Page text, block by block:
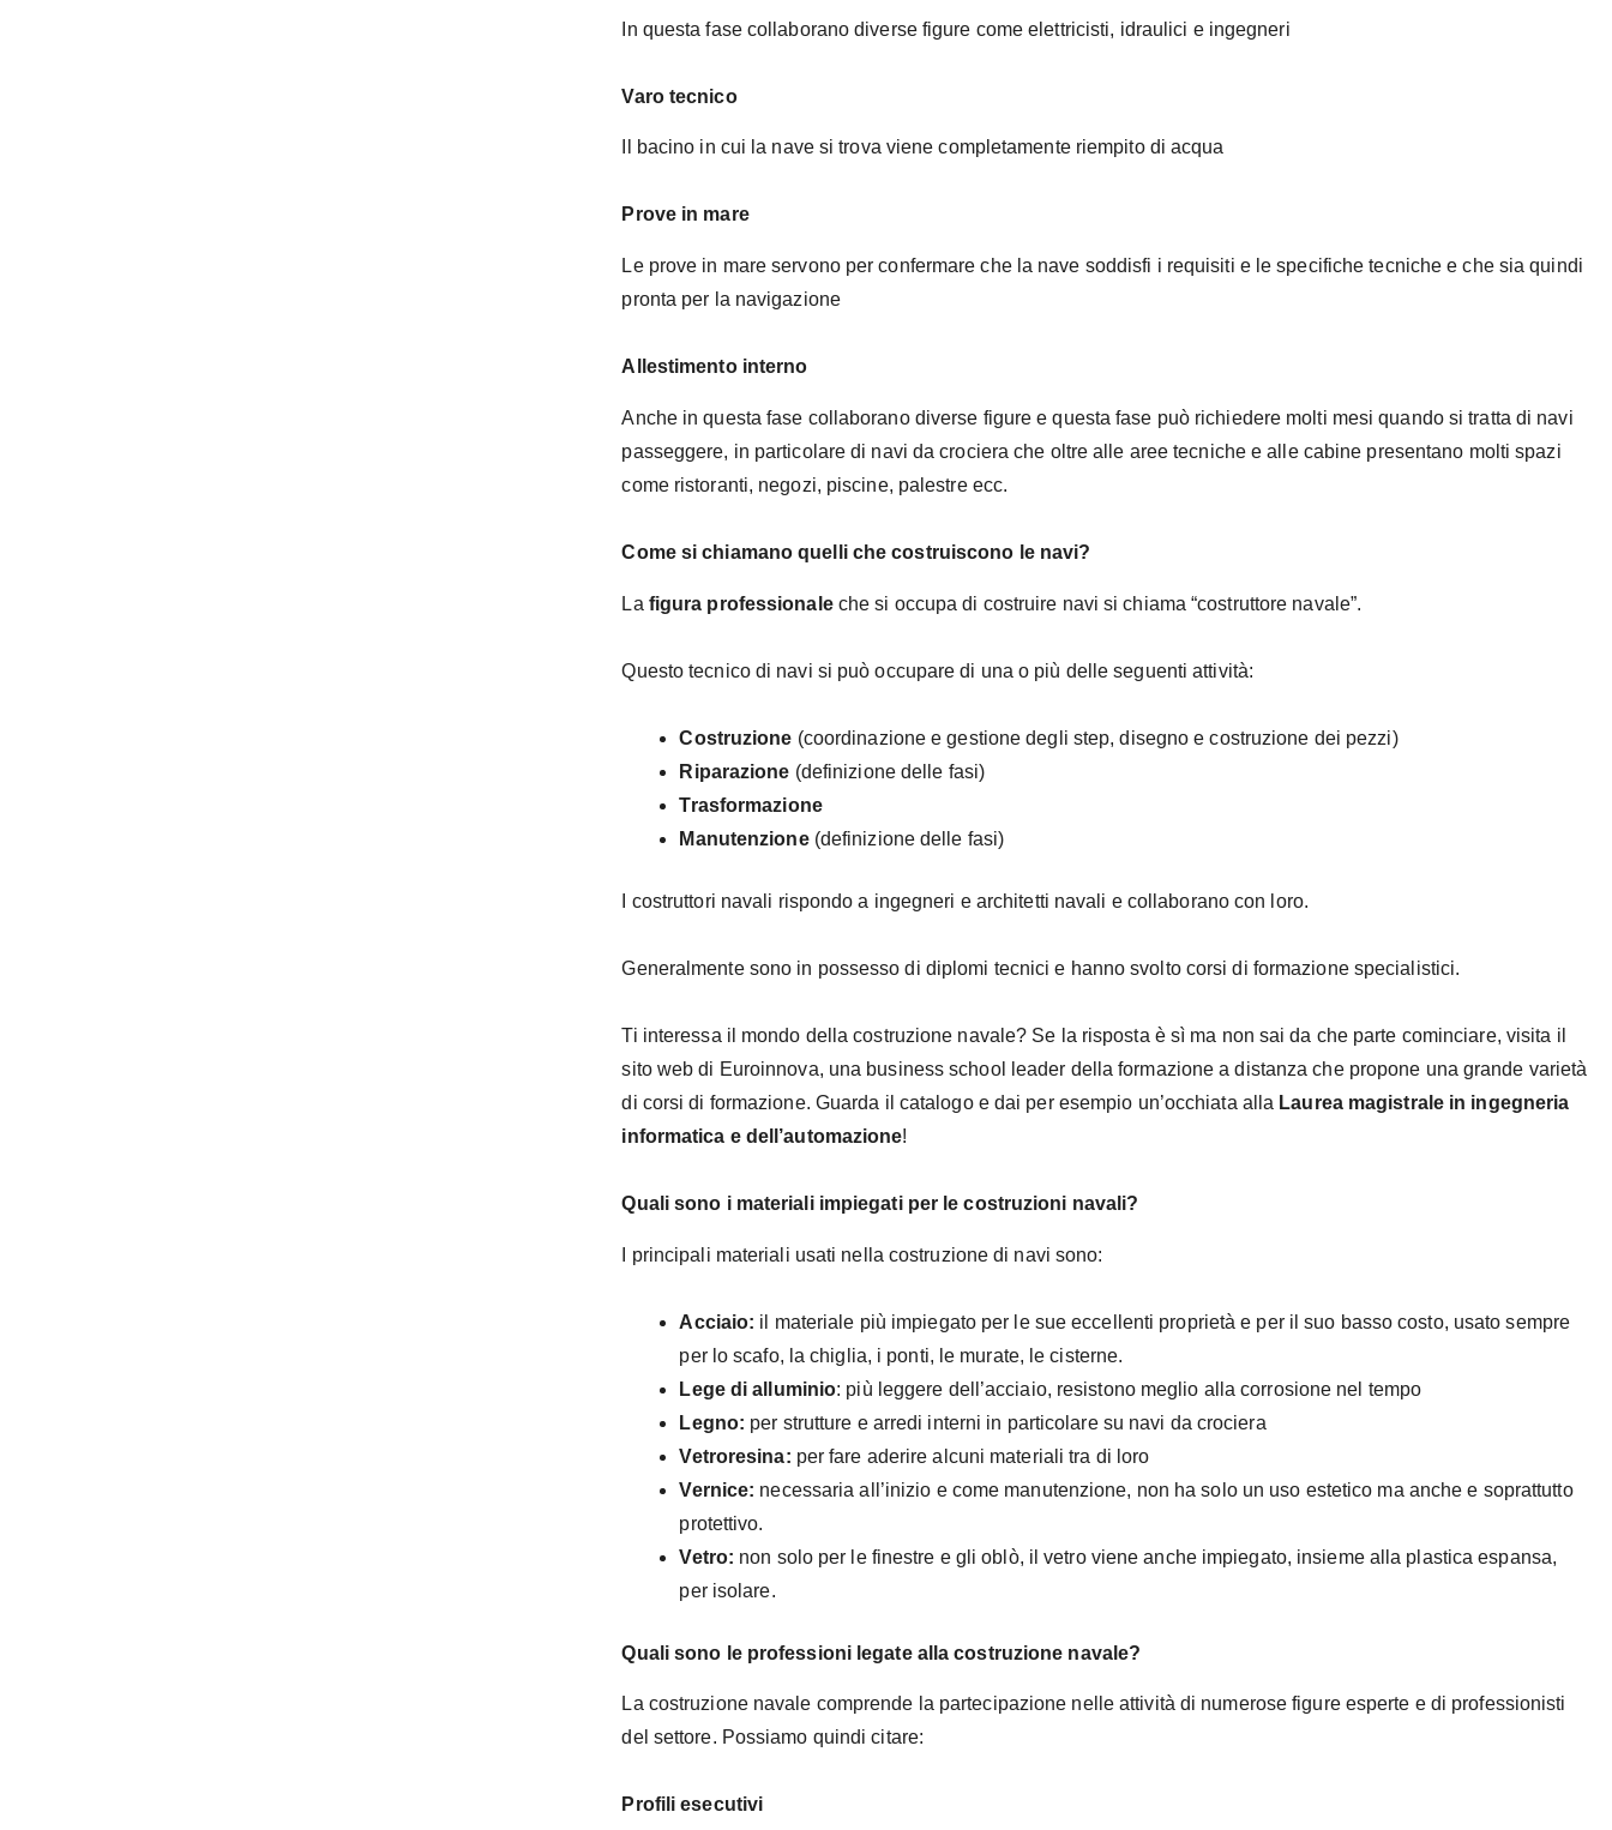
In questa fase collaborano diverse figure come elettricisti, idraulici e ingegneri
Varo tecnico
Il bacino in cui la nave si trova viene completamente riempito di acqua
Prove in mare
Le prove in mare servono per confermare che la nave soddisfi i requisiti e le specifiche tecniche e che sia quindi
pronta per la navigazione
Allestimento interno
Anche in questa fase collaborano diverse figure e questa fase può richiedere molti mesi quando si tratta di navi
passeggere, in particolare di navi da crociera che oltre alle aree tecniche e alle cabine presentano molti spazi
come ristoranti, negozi, piscine, palestre ecc.
Come si chiamano quelli che costruiscono le navi?
La figura professionaleche si occupa di costruire navi si chiama “costruttore navale”.
Questo tecnico di navi si può occupare di una o più delle seguenti attività:
Costruzione (coordinazione e gestione degli step, disegno e costruzione dei pezzi)
Riparazione (definizione delle fasi)
Trasformazione
Manutenzione(definizione delle fasi)
I costruttori navali rispondo a ingegneri e architetti navali e collaborano con loro.
Generalmente sono in possesso di diplomi tecnici e hanno svolto corsi di formazione specialistici.
Ti interessa il mondo della costruzione navale? Se la risposta è sì ma non sai da che parte cominciare, visita il
sito web di Euroinnova, una business school leader della formazione a distanza che propone una grande varietà
di corsi di formazione. Guarda il catalogo e dai per esempio un’occhiata alla Laurea magistrale in ingegneria
informatica e dell’automazione!
Quali sono i materiali impiegati per le costruzioni navali?
I principali materiali usati nella costruzione di navi sono:
Acciaio: il materiale più impiegato per le sue eccellenti proprietà e per il suo basso costo, usato sempre
per lo scafo, la chiglia, i ponti, le murate, le cisterne.
Lege di alluminio: più leggere dell’acciaio, resistono meglio alla corrosione nel tempo
Legno: per strutture e arredi interni in particolare su navi da crociera
Vetroresina: per fare aderire alcuni materiali tra di loro
Vernice: necessaria all’inizio e come manutenzione, non ha solo un uso estetico ma anche e soprattutto
protettivo.
Vetro: non solo per le finestre e gli oblò, il vetro viene anche impiegato, insieme alla plastica espansa,
per isolare.
Quali sono le professioni legate alla costruzione navale?
La costruzione navale comprende la partecipazione nelle attività di numerose figure esperte e di professionisti
del settore. Possiamo quindi citare:
Profili esecutivi